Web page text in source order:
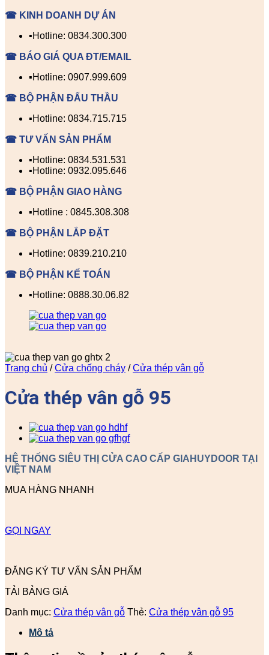
☎ KINH DOANH DỰ ÁN
▪️Hotline: 0834.300.300
☎ BÁO GIÁ QUA ĐT/EMAIL
▪️Hotline: 0907.999.609
☎ BỘ PHẬN ĐẤU THẦU
▪️Hotline: 0834.715.715
☎ TƯ VẤN SẢN PHẨM
▪️Hotline: 0834.531.531
▪️Hotline: 0932.095.646
☎ BỘ PHẬN GIAO HÀNG
▪️Hotline : 0845.308.308
☎ BỘ PHẬN LẮP ĐẶT
▪️Hotline: 0839.210.210
☎ BỘ PHẬN KẾ TOÁN
▪️Hotline: 0888.30.06.82
Trang chủ / Cửa chống cháy / Cửa thép vân gỗ
Cửa thép vân gỗ 95
HỆ THỐNG SIÊU THỊ CỬA CAO CẤP GIAHUYDOOR TẠI
VIỆT NAM
MUA HÀNG NHANH
GỌI NGAY
ĐĂNG KÝ TƯ VẤN SẢN PHẨM
TẢI BẢNG GIÁ
Danh mục: Cửa thép vân gỗ Thẻ: Cửa thép vân gỗ 95
Mô tả